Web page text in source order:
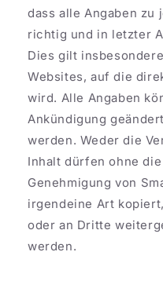
dass alle Angaben zu
richtig und in letzter
Dies gilt
Websites, auf die
wird. Alle Angaben
Ankündigung
werden. Weder die
Inhalt dürfen ohne
Genehmigung von
irgendeine Art
oder an Dritte
werden.